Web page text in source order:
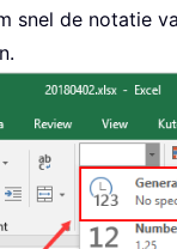
snel de notatie